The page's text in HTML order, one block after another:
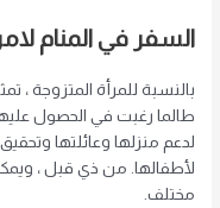
السفر في المنام
بالنسبة للمرأة المتزوجة ،
طالما رغبت في الحصول
لدعم منزلها وعائلتها
لأطفالها. من ذي قبل ،
مختلف.